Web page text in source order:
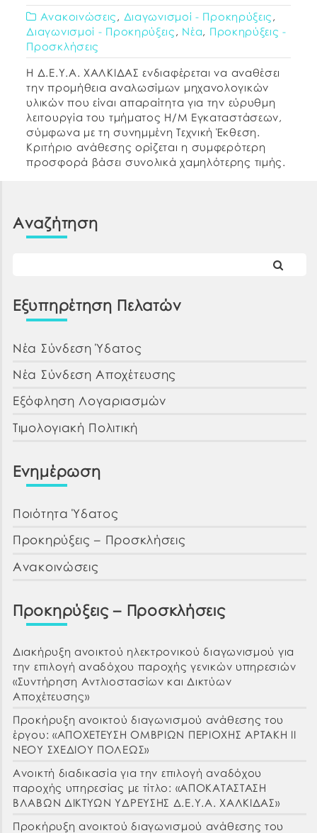
Ανακοινώσεις , Διαγωνισμοί - Προκηρύξεις ,
Διαγωνισμοί - Προκηρύξεις , Νέα, Προκηρύξεις -
Προσκλήσεις
Η Δ.Ε.Υ.Α. ΧΑΛΚΙΔΑΣ ενδιαφέρεται να αναθέσει
την προμήθεια αναλωσίμων μηχανολογικών
υλικών που είναι απαραίτητα για την εύρυθμη
λειτουργία του τμήματος Η/Μ Εγκαταστάσεων,
σύμφωνα με τη συνημμένη Τεχνική Έκθεση.
Κριτήριο ανάθεσης ορίζεται η συμφερότερη
προσφορά βάσει συνολικά χαμηλότερης τιμής.
Αναζήτηση
Εξυπηρέτηση Πελατών
Νέα Σύνδεση Ύδατος
Νέα Σύνδεση Αποχέτευσης
Εξόφληση Λογαριασμών
Τιμολογιακή Πολιτική
Ενημέρωση
Ποιότητα Ύδατος
Προκηρύξεις – Προσκλήσεις
Ανακοινώσεις
Προκηρύξεις – Προσκλήσεις
Διακήρυξη ανοικτού ηλεκτρονικού διαγωνισμού για
την επιλογή αναδόχου παροχής γενικών υπηρεσιών
«Συντήρηση Αντλιοστασίων και Δικτύων
Αποχέτευσης»
Προκήρυξη ανοικτού διαγωνισμού ανάθεσης του
έργου: «ΑΠΟΧΕΤΕΥΣΗ ΟΜΒΡΙΩΝ ΠΕΡΙΟΧΗΣ ΑΡΤΑΚΗ ΙΙ
ΝΕΟΥ ΣΧΕΔΙΟΥ ΠΟΛΕΩΣ»
Ανοικτή διαδικασία για την επιλογή αναδόχου
παροχής υπηρεσίας με τίτλο: «ΑΠΟΚΑΤΑΣΤΑΣΗ
ΒΛΑΒΩΝ ΔΙΚΤΥΩΝ ΥΔΡΕΥΣΗΣ Δ.Ε.Υ.Α. ΧΑΛΚΙΔΑΣ»
Προκήρυξη ανοικτού διαγωνισμού ανάθεσης του